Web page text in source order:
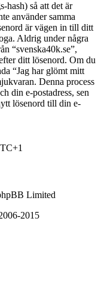
hash) så att det är
använder samma
är vägen in till ditt
Aldrig under några
“svenska40k.se”,
ditt lösenord. Om du
“Jag har glömt mitt
Denna process
din e-postadress, sen
lösenord till din e-
Limited
2015